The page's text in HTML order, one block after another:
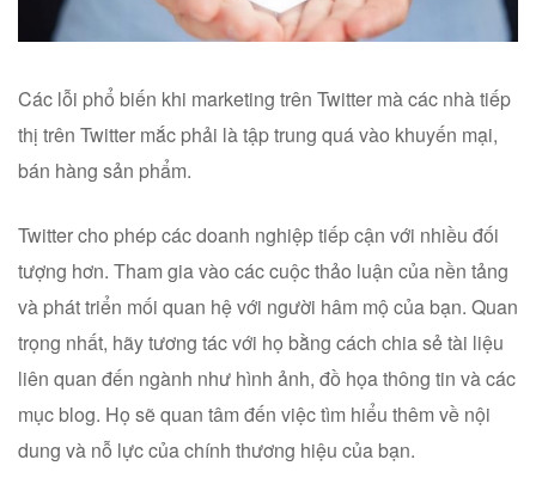
Các lỗi phổ biến khi marketing trên Twitter mà các nhà tiếp
thị trên Twitter mắc phải là tập trung quá vào khuyến mại,
bán hàng sản phẩm.
Twitter cho phép các doanh nghiệp tiếp cận với nhiều đối
tượng hơn. Tham gia vào các cuộc thảo luận của nền tảng
và phát triển mối quan hệ với người hâm mộ của bạn. Quan
trọng nhất, hãy tương tác với họ bằng cách chia sẻ tài liệu
liên quan đến ngành như hình ảnh, đồ họa thông tin và các
mục blog. Họ sẽ quan tâm đến việc tìm hiểu thêm về nội
dung và nỗ lực của chính thương hiệu của bạn.